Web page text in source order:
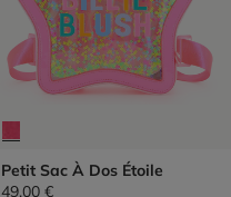
Petit Sac À Dos Étoile
49,00 €